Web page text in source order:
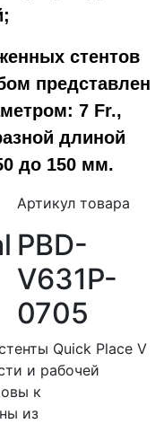
стентов
представлен
7 Fr.,
длиной
до 150 мм.
Артикул товара
PBD-
V631P-
0705
Quick Place V
и рабочей
к
из